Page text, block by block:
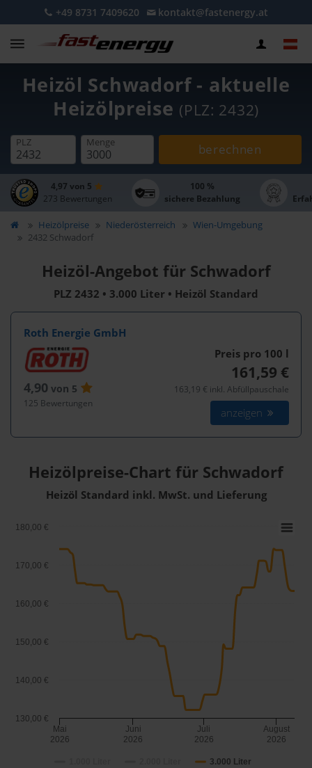
+49 8731 7409620 kontakt@fastenergy.at
Heizöl Schwadorf - aktuelle
Heizölpreise (PLZ: 2432)
PLZ Menge berechnen
4,97 von 5
273 Bewertungen
100 %
sichere Bezahlung
Heizölpreise Niederösterreich
Wien-Umgebung
2432 Schwadorf
Heizöl-Angebot für Schwadorf
PLZ 2432 • 3.000 Liter • Heizöl Standard
Roth Energie GmbH
4,90 von 5
125 Bewertungen
Preis pro 100 l
161,59 €
163,19 € inkl. Abfüllpauschale
anzeigen
Heizölpreise-Chart für Schwadorf
Heizöl Standard inkl. MwSt. und Lieferung
3.000 Liter
Mai
2026
Juni
2026
Juli
2026
August
2026
130,00 €
140,00 €
150,00 €
160,00 €
170,00 €
180,00 €